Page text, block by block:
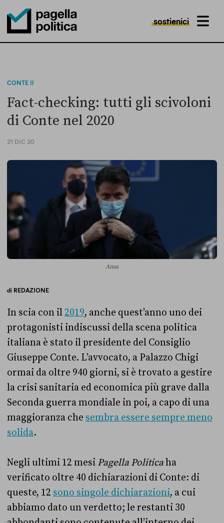
Pagella Politica Logo
sostienici MENU
CONTE II
Fact-checking: tutti gli scivoloni
di Conte nel 2020
21 DIC 20
Ansa
di REDAZIONE
In scia con il2019, anche quest’anno uno dei
protagonisti indiscussi della scena politica
italiana è stato il presidente del Consiglio
Giuseppe Conte. L’avvocato, a Palazzo Chigi
ormai da oltre 940 giorni, si è trovato a gestire
la crisi sanitaria ed economica più grave dalla
Seconda guerra mondiale in poi, a capo di una
maggioranza che sembra essere sempre meno
solida.
Negli ultimi 12 mesi Pagella Politicaha
verificato oltre 40 dichiarazioni di Conte: di
queste, 12 sono singole dichiarazioni, a cui
abbiamo dato un verdetto; le restanti 30